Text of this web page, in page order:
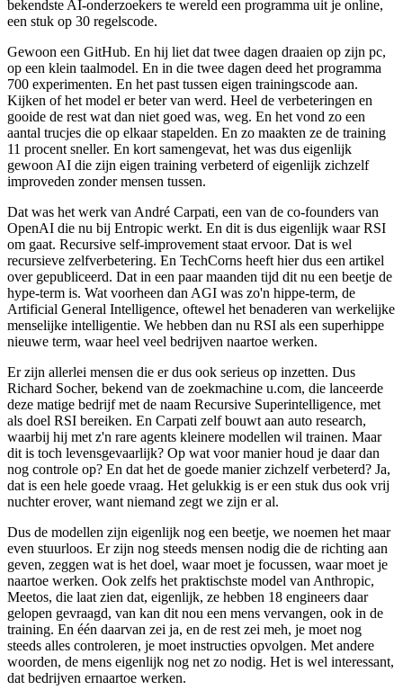
bekendste AI-onderzoekers te wereld een programma uit je online,
een stuk op 30 regelscode.
Gewoon een GitHub. En hij liet dat twee dagen draaien op zijn pc,
op een klein taalmodel. En in die twee dagen deed het programma
700 experimenten. En het past tussen eigen trainingscode aan.
Kijken of het model er beter van werd. Heel de verbeteringen en
gooide de rest wat dan niet goed was, weg. En het vond zo een
aantal trucjes die op elkaar stapelden. En zo maakten ze de training
11 procent sneller. En kort samengevat, het was dus eigenlijk
gewoon AI die zijn eigen training verbeterd of eigenlijk zichzelf
improveden zonder mensen tussen.
Dat was het werk van André Carpati, een van de co-founders van
OpenAI die nu bij Entropic werkt. En dit is dus eigenlijk waar RSI
om gaat. Recursive self-improvement staat ervoor. Dat is wel
recursieve zelfverbetering. En TechCorns heeft hier dus een artikel
over gepubliceerd. Dat in een paar maanden tijd dit nu een beetje de
hype-term is. Wat voorheen dan AGI was zo'n hippe-term, de
Artificial General Intelligence, oftewel het benaderen van werkelijke
menselijke intelligentie. We hebben dan nu RSI als een superhippe
nieuwe term, waar heel veel bedrijven naartoe werken.
Er zijn allerlei mensen die er dus ook serieus op inzetten. Dus
Richard Socher, bekend van de zoekmachine u.com, die lanceerde
deze matige bedrijf met de naam Recursive Superintelligence, met
als doel RSI bereiken. En Carpati zelf bouwt aan auto research,
waarbij hij met z'n rare agents kleinere modellen wil trainen. Maar
dit is toch levensgevaarlijk? Op wat voor manier houd je daar dan
nog controle op? En dat het de goede manier zichzelf verbeterd? Ja,
dat is een hele goede vraag. Het gelukkig is er een stuk dus ook vrij
nuchter erover, want niemand zegt we zijn er al.
Dus de modellen zijn eigenlijk nog een beetje, we noemen het maar
even stuurloos. Er zijn nog steeds mensen nodig die de richting aan
geven, zeggen wat is het doel, waar moet je focussen, waar moet je
naartoe werken. Ook zelfs het praktischste model van Anthropic,
Meetos, die laat zien dat, eigenlijk, ze hebben 18 engineers daar
gelopen gevraagd, van kan dit nou een mens vervangen, ook in de
training. En één daarvan zei ja, en de rest zei meh, je moet nog
steeds alles controleren, je moet instructies opvolgen. Met andere
woorden, de mens eigenlijk nog net zo nodig. Het is wel interessant,
dat bedrijven ernaartoe werken.